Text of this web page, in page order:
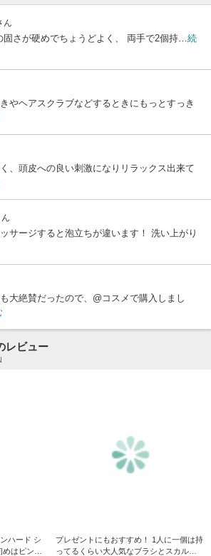
ん
さが硬めでちょうどよく、 両手で2個持… 続
やヘアスクラブなどするときにもっとすっき
、頭皮への良い刺激になりリラックス出来て
サージすると泡立ちが違います！ 洗い上がり
大絶賛だったので、@コスメで購入しまし
レビュー
ハード シ
はピンク
プレゼントにもおすすめ！ 1人に一個は持
ってるくらい大人気なブラシとスカルプ